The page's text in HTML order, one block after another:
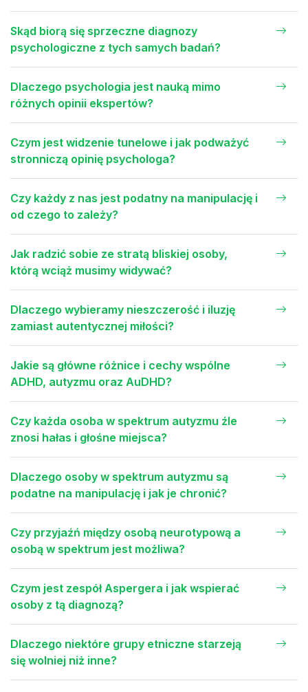
Skąd biorą się sprzeczne diagnozy
psychologiczne z tych samych badań?
Dlaczego psychologia jest nauką mimo
różnych opinii ekspertów?
Czym jest widzenie tunelowe i jak podważyć
stronniczą opinię psychologa?
Czy każdy z nas jest podatny na manipulację i
od czego to zależy?
Jak radzić sobie ze stratą bliskiej osoby,
którą wciąż musimy widywać?
Dlaczego wybieramy nieszczerość i iluzję
zamiast autentycznej miłości?
Jakie są główne różnice i cechy wspólne
ADHD, autyzmu oraz AuDHD?
Czy każda osoba w spektrum autyzmu źle
znosi hałas i głośne miejsca?
Dlaczego osoby w spektrum autyzmu są
podatne na manipulację i jak je chronić?
Czy przyjaźń między osobą neurotypową a
osobą w spektrum jest możliwa?
Czym jest zespół Aspergera i jak wspierać
osoby z tą diagnozą?
Dlaczego niektóre grupy etniczne starzeją
się wolniej niż inne?